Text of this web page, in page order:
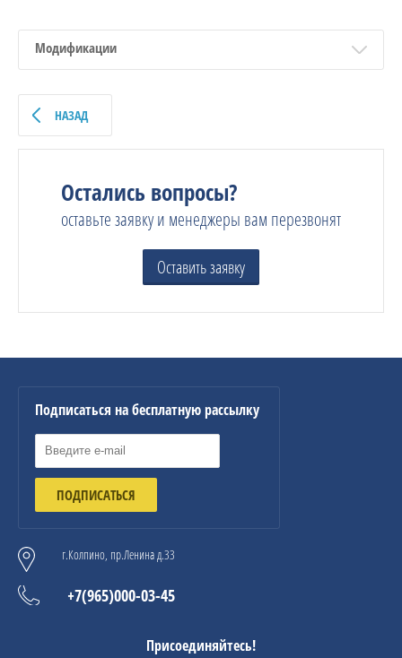
Модификации
НАЗАД
Остались вопросы?
оставьте заявку и менеджеры вам перезвонят
Оставить заявку
Подписаться на бесплатную рассылку
ПОДПИСАТЬСЯ
г.Колпино, пр.Ленина д.33
+7(965)000-03-45
Присоединяйтесь!